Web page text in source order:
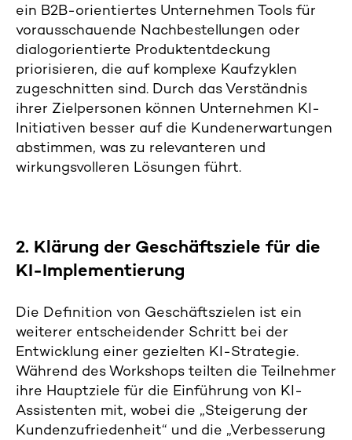
ein B2B-orientiertes Unternehmen Tools für
vorausschauende Nachbestellungen oder
dialogorientierte Produktentdeckung
priorisieren, die auf komplexe Kaufzyklen
zugeschnitten sind. Durch das Verständnis
ihrer Zielpersonen können Unternehmen KI-
Initiativen besser auf die Kundenerwartungen
abstimmen, was zu relevanteren und
wirkungsvolleren Lösungen führt.
2. Klärung der Geschäftsziele für die
KI-Implementierung
Die Definition von Geschäftszielen ist ein
weiterer entscheidender Schritt bei der
Entwicklung einer gezielten KI-Strategie.
Während des Workshops teilten die Teilnehmer
ihre Hauptziele für die Einführung von KI-
Assistenten mit, wobei die „Steigerung der
Kundenzufriedenheit“ und die „Verbesserung